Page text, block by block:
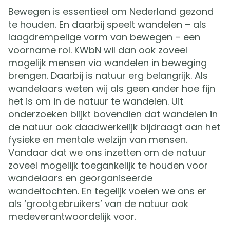
Bewegen is essentieel om Nederland gezond
te houden. En daarbij speelt wandelen – als
laagdrempelige vorm van bewegen – een
voorname rol. KWbN wil dan ook zoveel
mogelijk mensen via wandelen in beweging
brengen. Daarbij is natuur erg belangrijk. Als
wandelaars weten wij als geen ander hoe fijn
het is om in de natuur te wandelen. Uit
onderzoeken blijkt bovendien dat wandelen in
de natuur ook daadwerkelijk bijdraagt aan het
fysieke en mentale welzijn van mensen.
Vandaar dat we ons inzetten om de natuur
zoveel mogelijk toegankelijk te houden voor
wandelaars en georganiseerde
wandeltochten. En tegelijk voelen we ons er
als ‘grootgebruikers’ van de natuur ook
medeverantwoordelijk voor.